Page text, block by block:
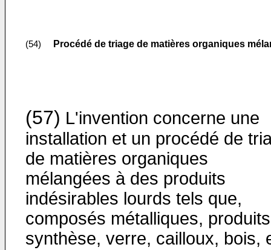
(54) Procédé de triage de matières organiques
(57) L'invention concerne une
installation et un procédé de
de matières organiques
mélangées à des produits
indésirables lourds tels que,
composés métalli­ques,
synthèse, verre, cailloux, bois,